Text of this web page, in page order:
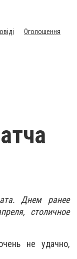
Оголошення
Днем ранее
столичное
не удачно,